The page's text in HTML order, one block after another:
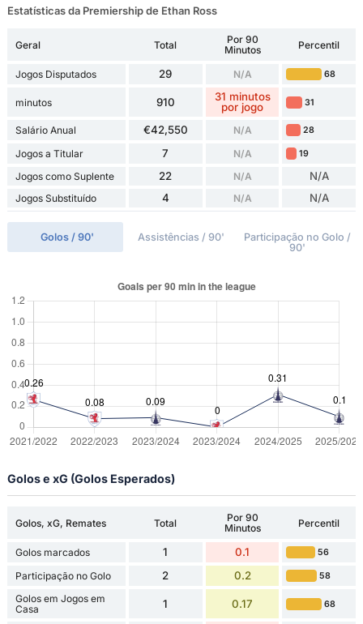
Estatísticas da Premiership de Ethan Ross
Geral Total
Por 90
Minutos
Percentil
Jogos Disputados 29 N/A 68
minutos 910
31 minutos
por jogo
31
Salário Anual €42,550 N/A 28
Jogos a Titular 7 N/A 19
Jogos como Suplente 22 N/A N/A
Jogos Substituído 4 N/A N/A
Golos / 90' Assistências / 90'
Participação no Golo /
90'
Golos e xG (Golos Esperados)
Golos, xG, Remates Total
Por 90
Minutos
Percentil
Golos marcados 1 0.1 56
Participação no Golo 2 0.2 58
Golos em Jogos em
Casa
1 0.17 68